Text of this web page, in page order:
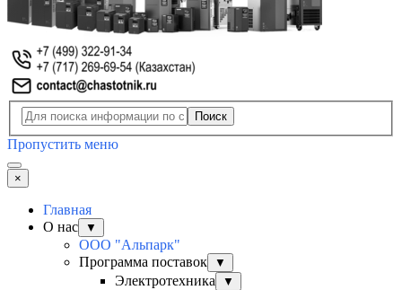
Поиск
Пропустить меню
×
Главная
О нас
▼
ООО "Альпарк"
Программа поставок
▼
Электротехника ▼